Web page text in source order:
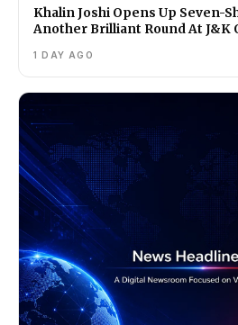
Khalin Joshi Opens Up Seven-
Another Brilliant Round At J&K
1 DAY AGO